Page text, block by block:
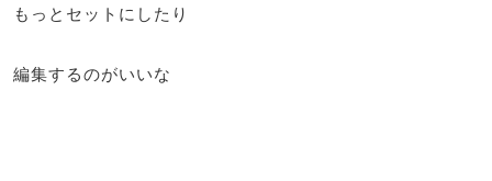
もっとセットにしたり
編集するのがいいな